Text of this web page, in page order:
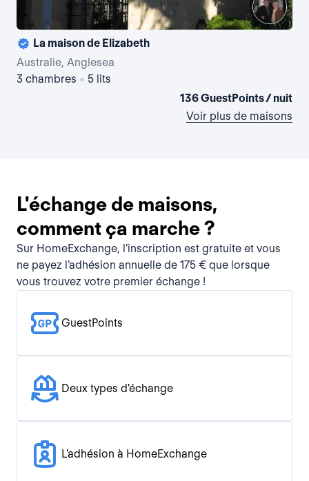
La maison de Elizabeth
Australie, Anglesea
3 chambres • 5 lits
136 GuestPoints / nuit
Voir plus de maisons
L'échange de maisons,
comment ça marche ?
Sur HomeExchange, l’inscription est gratuite et vous
ne payez l’adhésion annuelle de 175 € que lorsque
vous trouvez votre premier échange !
GuestPoints
Deux types d'échange
L'adhésion à HomeExchange